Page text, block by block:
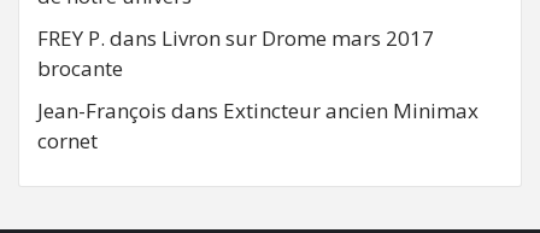
FREY P. dans Livron sur Drome mars 2017
brocante
Jean-François dans Extincteur ancien Minimax
cornet